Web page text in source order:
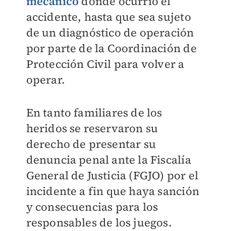
accidente, hasta que sea sujeto
de un diagnóstico de operación
por parte de la Coordinación de
Protección Civil para volver a
operar.
En tanto familiares de los
heridos se reservaron su
derecho de presentar su
denuncia penal ante la Fiscalía
General de Justicia (FGJO) por el
incidente a fin que haya sanción
y consecuencias para los
responsables de los juegos.